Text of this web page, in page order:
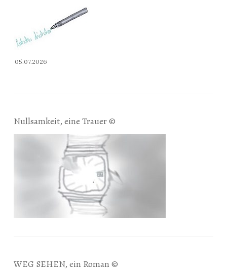
05.07.2026
Nullsamkeit, eine Trauer ©
WEG SEHEN, ein Roman ©